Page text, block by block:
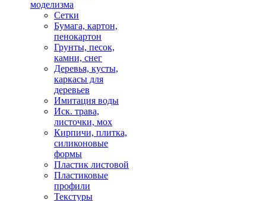
моделизма
Сетки
Бумага, картон,
пенокартон
Грунты, песок,
камни, снег
Деревья, кусты,
каркасы для
деревьев
Имитация воды
Иск. трава,
листочки, мох
Кирпичи, плитка,
силиконовые
формы
Пластик листовой
Пластиковые
профили
Текстуры